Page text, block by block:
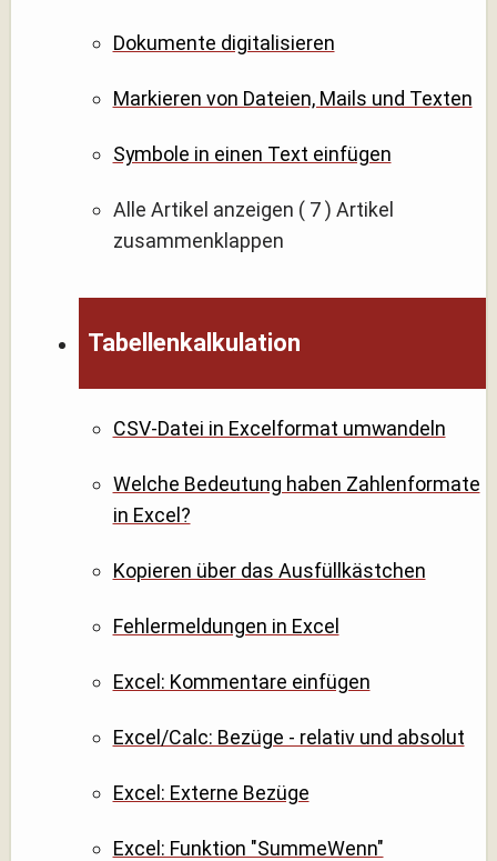
Dokumente digitalisieren
Markieren von Dateien, Mails und Texten
Symbole in einen Text einfügen
Alle Artikel anzeigen ( 7 ) Artikel
zusammenklappen
Tabellenkalkulation
CSV-Datei in Excelformat umwandeln
Welche Bedeutung haben Zahlenformate
in Excel?
Kopieren über das Ausfüllkästchen
Fehlermeldungen in Excel
Excel: Kommentare einfügen
Excel/Calc: Bezüge - relativ und absolut
Excel: Externe Bezüge
Excel: Funktion "SummeWenn"